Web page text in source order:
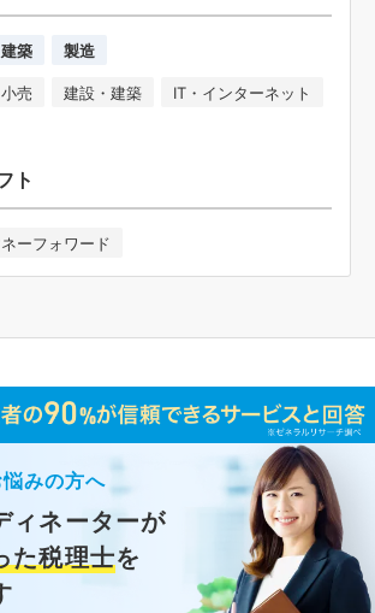
築 製造
売 建設・建築
IT・インターネット
ト
ーフォワード
みの方へ
ィネーターが
た税理士を